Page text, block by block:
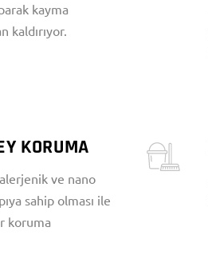
kayma
kaldırıyor.
KORUMA
ve nano
sahip olması ile
koruma